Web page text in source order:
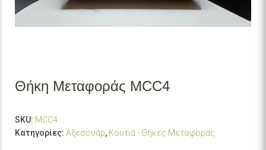
Θήκη Μεταφοράς MCC4
SKU: MCC4
Κατηγορίες: Αξεσουάρ, Κουτιά - Θήκες Μεταφοράς